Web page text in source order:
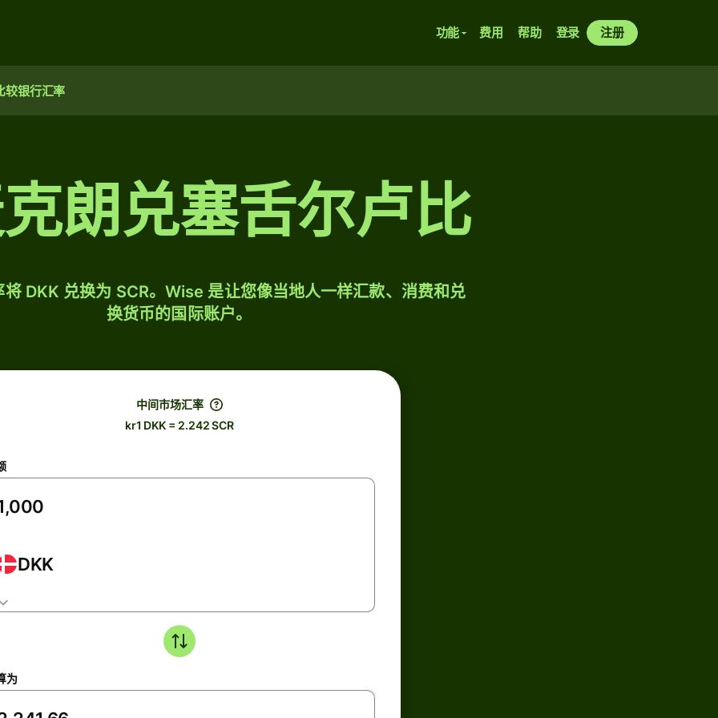
功能 费用 帮助 登录 注册
较银行汇率
朗兑塞舌尔卢比
DKK 兑换为 SCR。Wise 是让您像当地人一样汇款、消费和兑
换货币的国际账户。
中间市场汇率
kr1 DKK = 2.242 SCR
DKK
为